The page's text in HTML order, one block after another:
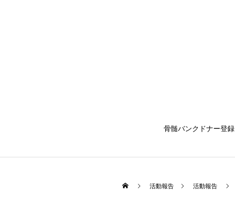
骨髄バンクドナー登録
活動報告 活動報告